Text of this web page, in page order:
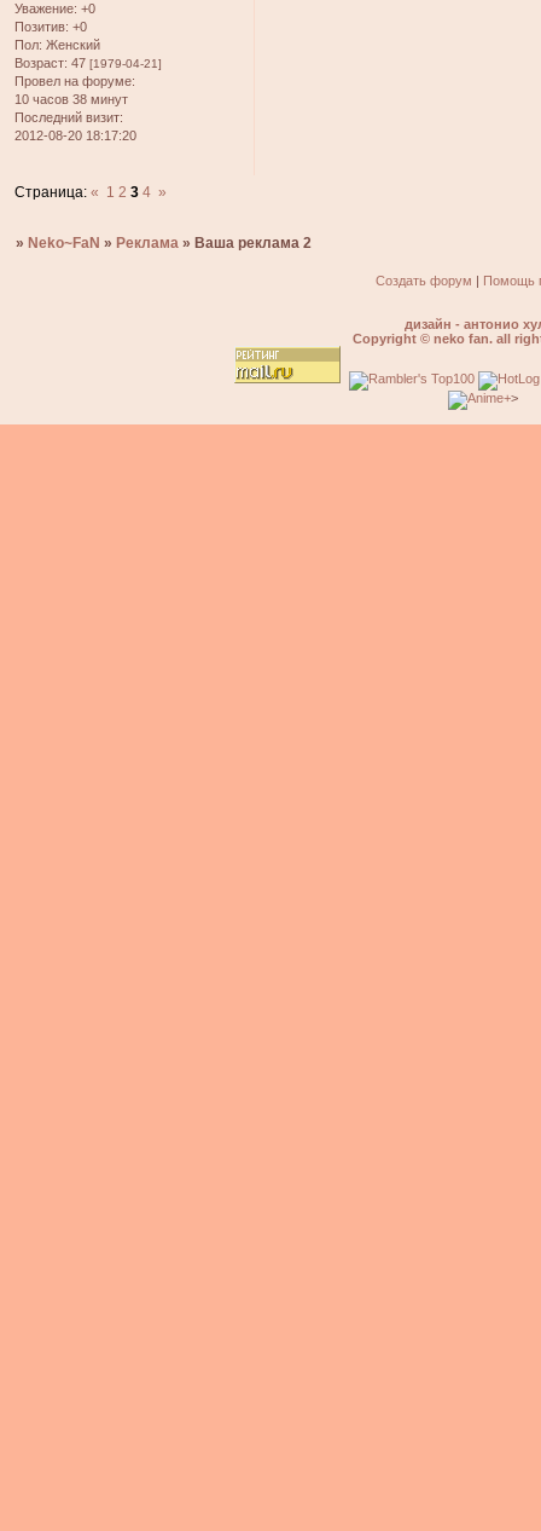
Уважение: +0
Позитив: +0
Пол: Женский
Возраст: 47 [1979-04-21]
Провел на форуме:
10 часов 38 минут
Последний визит:
2012-08-20 18:17:20
Страница:« 1 2 3 4 »
» Neko~FaN » Реклама » Ваша реклама 2
Создать форум Помощь
дизайн - антонио
Copyright © neko fan. all
>